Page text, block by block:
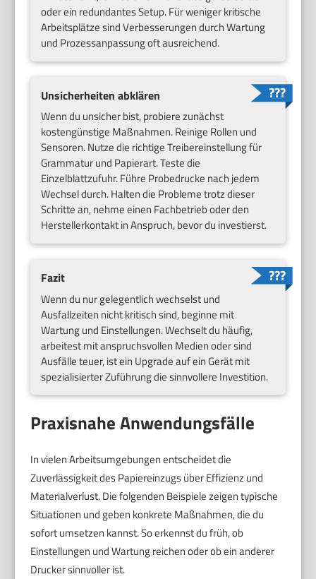
oder ein redundantes Setup. Für weniger kritische
Arbeitsplätze sind Verbesserungen durch Wartung
und Prozessanpassung oft ausreichend.
Unsicherheiten abklären
Wenn du unsicher bist, probiere zunächst
kostengünstige Maßnahmen. Reinige Rollen und
Sensoren. Nutze die richtige Treibereinstellung für
Grammatur und Papierart. Teste die
Einzelblattzufuhr. Führe Probedrucke nach jedem
Wechsel durch. Halten die Probleme trotz dieser
Schritte an, nehme einen Fachbetrieb oder den
Herstellerkontakt in Anspruch, bevor du investierst.
Fazit
Wenn du nur gelegentlich wechselst und
Ausfallzeiten nicht kritisch sind, beginne mit
Wartung und Einstellungen. Wechselt du häufig,
arbeitest mit anspruchsvollen Medien oder sind
Ausfälle teuer, ist ein Upgrade auf ein Gerät mit
spezialisierter Zuführung die sinnvollere Investition.
Praxisnahe Anwendungsfälle
In vielen Arbeitsumgebungen entscheidet die
Zuverlässigkeit des Papiereinzugs über Effizienz und
Materialverlust. Die folgenden Beispiele zeigen typische
Situationen und geben konkrete Maßnahmen, die du
sofort umsetzen kannst. So erkennst du früh, ob
Einstellungen und Wartung reichen oder ob ein anderer
Drucker sinnvoller ist.